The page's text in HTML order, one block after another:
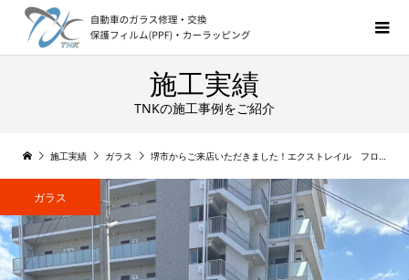
施工実績
TNKの施工事例をご紹介
施工実績 ガラス 堺市からご来店いただきました！エクストレイル フロントガラス交換
ガラス